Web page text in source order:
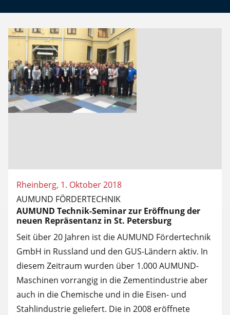
Rheinberg, 1. Oktober 2018
AUMUND FÖRDERTECHNIK
AUMUND Technik-Seminar zur Eröffnung der
neuen Repräsentanz in St. Petersburg
Seit über 20 Jahren ist die AUMUND Fördertechnik
GmbH in Russland und den GUS-Ländern aktiv. In
diesem Zeitraum wurden über 1.000 AUMUND-
Maschinen vorrangig in die Zementindustrie aber
auch in die Chemische und in die Eisen- und
Stahlindustrie geliefert. Die in 2008 eröffnete